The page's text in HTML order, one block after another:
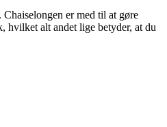
er med til at gøre
hvilket alt andet lige betyder, at du